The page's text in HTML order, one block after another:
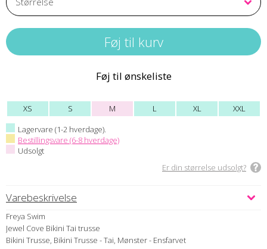
Føj til ønskeliste
XS S M L XL
XXL
Lagervare (1-2 hverdage).
Bestillingsvare (6-8 hverdage)
Udsolgt
Er din størrelse udsolgt?
Varebeskrivelse
Freya Swim
Jewel Cove Bikini Tai trusse
Bikini Trusse, Bikini Trusse - Tai, Mønster - Ensfarvet